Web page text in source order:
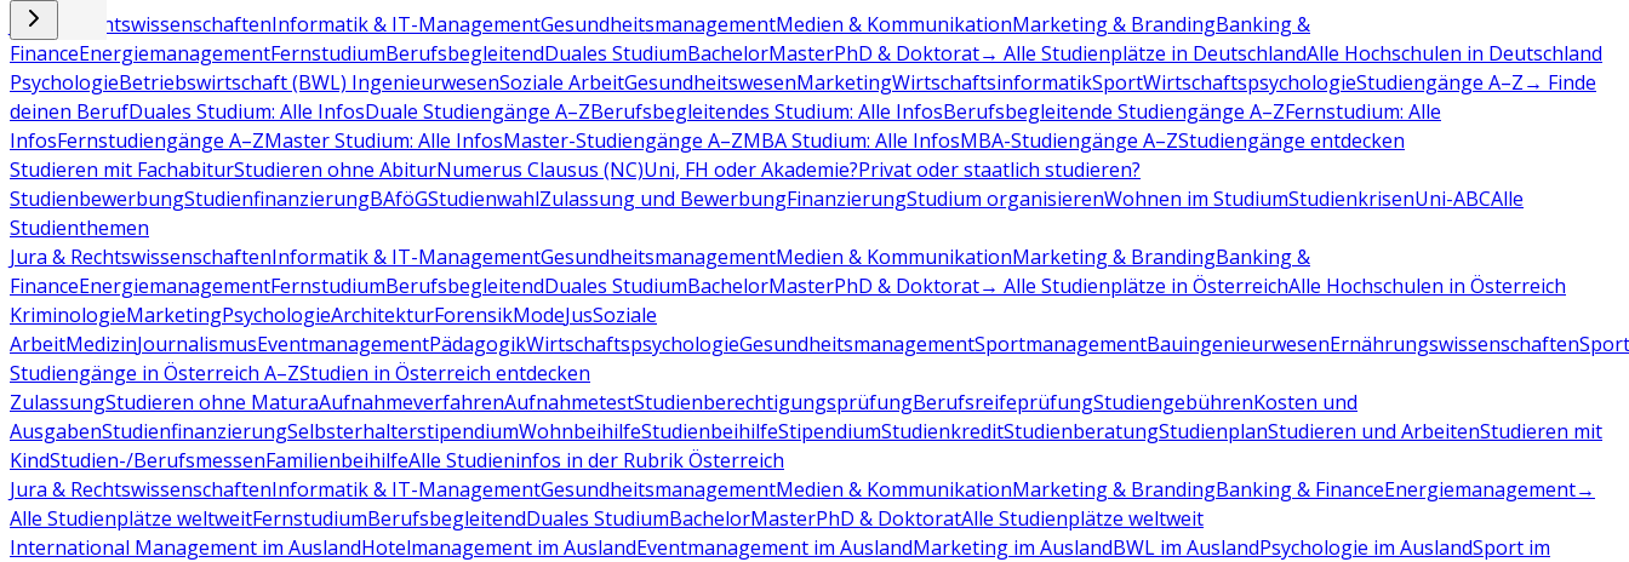
Jura & RechtswissenschaftenInformatik & IT-ManagementGesundheitsmanagementMedien & KommunikationMarketing & BrandingBanking &
FinanceEnergiemanagementFernstudiumBerufsbegleitendDuales StudiumBachelorMasterPhD & Doktorat→ Alle Studienplätze in DeutschlandAlle Hochschulen in Deutschland
PsychologieBetriebswirtschaft (BWL) IngenieurwesenSoziale ArbeitGesundheitswesenMarketingWirtschaftsinformatikSportWirtschaftspsychologieStudiengänge A–Z→ Finde
deinen BerufDuales Studium: Alle InfosDuale Studiengänge A–ZBerufsbegleitendes Studium: Alle InfosBerufsbegleitende Studiengänge A–ZFernstudium: Alle
InfosFernstudiengänge A–ZMaster Studium: Alle InfosMaster-Studiengänge A–ZMBA Studium: Alle InfosMBA-Studiengänge A–ZStudiengänge entdecken
Studieren mit FachabiturStudieren ohne AbiturNumerus Clausus (NC)Uni, FH oder Akademie?Privat oder staatlich studieren?
StudienbewerbungStudienfinanzierungBAföGStudienwahlZulassung und BewerbungFinanzierungStudium organisierenWohnen im StudiumStudienkrisenUni-ABCAlle
Studienthemen
Jura & RechtswissenschaftenInformatik & IT-ManagementGesundheitsmanagementMedien & KommunikationMarketing & BrandingBanking &
FinanceEnergiemanagementFernstudiumBerufsbegleitendDuales StudiumBachelorMasterPhD & Doktorat→ Alle Studienplätze in ÖsterreichAlle Hochschulen in Österreich
KriminologieMarketingPsychologieArchitekturForensikModeJusSoziale
ArbeitMedizinJournalismusEventmanagementPädagogikWirtschaftspsychologieGesundheitsmanagementSportmanagementBauingenieurwesenErnährungswissenschaften
Studiengänge in Österreich A–ZStudien in Österreich entdecken
ZulassungStudieren ohne MaturaAufnahmeverfahrenAufnahmetestStudienberechtigungsprüfungBerufsreifeprüfungStudiengebührenKosten und
AusgabenStudienfinanzierungSelbsterhalterstipendiumWohnbeihilfeStudienbeihilfeStipendiumStudienkreditStudienberatungStudienplanStudieren und ArbeitenStudieren mit
KindStudien-/BerufsmessenFamilienbeihilfeAlle Studieninfos in der Rubrik Österreich
Jura & RechtswissenschaftenInformatik & IT-ManagementGesundheitsmanagementMedien & KommunikationMarketing & BrandingBanking & FinanceEnergiemanagement→
Alle Studienplätze weltweitFernstudiumBerufsbegleitendDuales StudiumBachelorMasterPhD & DoktoratAlle Studienplätze weltweit
International Management im AuslandHotelmanagement im AuslandEventmanagement im AuslandMarketing im AuslandBWL im AuslandPsychologie im AuslandSport im